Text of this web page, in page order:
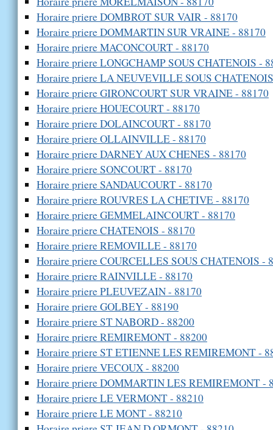
Horaire priere DOMBROT SUR VAIR - 88170
Horaire priere DOMMARTIN SUR VRAINE - 88170
Horaire priere MACONCOURT - 88170
Horaire priere LONGCHAMP SOUS CHATENOIS -
Horaire priere LA NEUVEVILLE SOUS
Horaire priere GIRONCOURT SUR VRAINE - 88170
Horaire priere HOUECOURT - 88170
Horaire priere DOLAINCOURT - 88170
Horaire priere OLLAINVILLE - 88170
Horaire priere DARNEY AUX CHENES - 88170
Horaire priere SONCOURT - 88170
Horaire priere SANDAUCOURT - 88170
Horaire priere ROUVRES LA CHETIVE - 88170
Horaire priere GEMMELAINCOURT - 88170
Horaire priere CHATENOIS - 88170
Horaire priere REMOVILLE - 88170
Horaire priere COURCELLES SOUS CHATENOIS -
Horaire priere RAINVILLE - 88170
Horaire priere PLEUVEZAIN - 88170
Horaire priere GOLBEY - 88190
Horaire priere ST NABORD - 88200
Horaire priere REMIREMONT - 88200
Horaire priere ST ETIENNE LES REMIREMONT -
Horaire priere VECOUX - 88200
Horaire priere DOMMARTIN LES REMIREMONT -
Horaire priere LE VERMONT - 88210
Horaire priere LE MONT - 88210